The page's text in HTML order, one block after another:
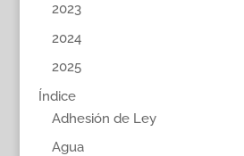
2023
2024
2025
Índice
Adhesión de Ley
Agua